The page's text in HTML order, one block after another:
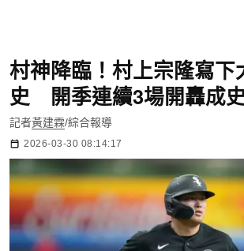
村神降臨！村上宗隆寫下
史 開季連續3場開轟成
記者黃建霖/綜合報導
2026-03-30 08:14:17